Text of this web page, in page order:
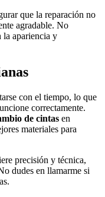
que la reparación no
agradable. No
la apariencia y
con el tiempo, lo que
correctamente.
de cintas en
materiales para
precisión y técnica,
dudes en llamarme si